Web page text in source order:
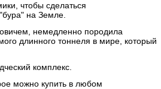
чтобы сделаться
на Земле.
немедленно породила
длинного тоннеля в мире, который
комплекс.
можно купить в любом